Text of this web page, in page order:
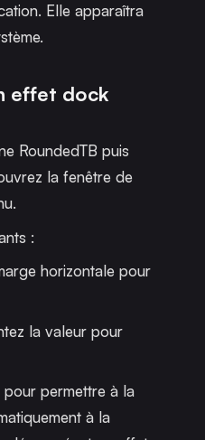
Elle apparaîtra
effet dock
RoundedTB puis
la fenêtre de
:
horizontale pour
la valeur pour
pour permettre à la
à la